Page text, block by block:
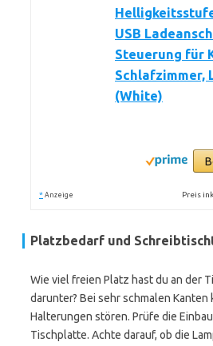
USB
Steuerung für
Schlafzimmer,
(White)
* Anzeige Preis
Platzbedarf und
Wie viel freien Platz hast du an der
darunter? Bei sehr schmalen Kanten
Halterungen stören. Prüfe die
Tischplatte. Achte darauf, ob die